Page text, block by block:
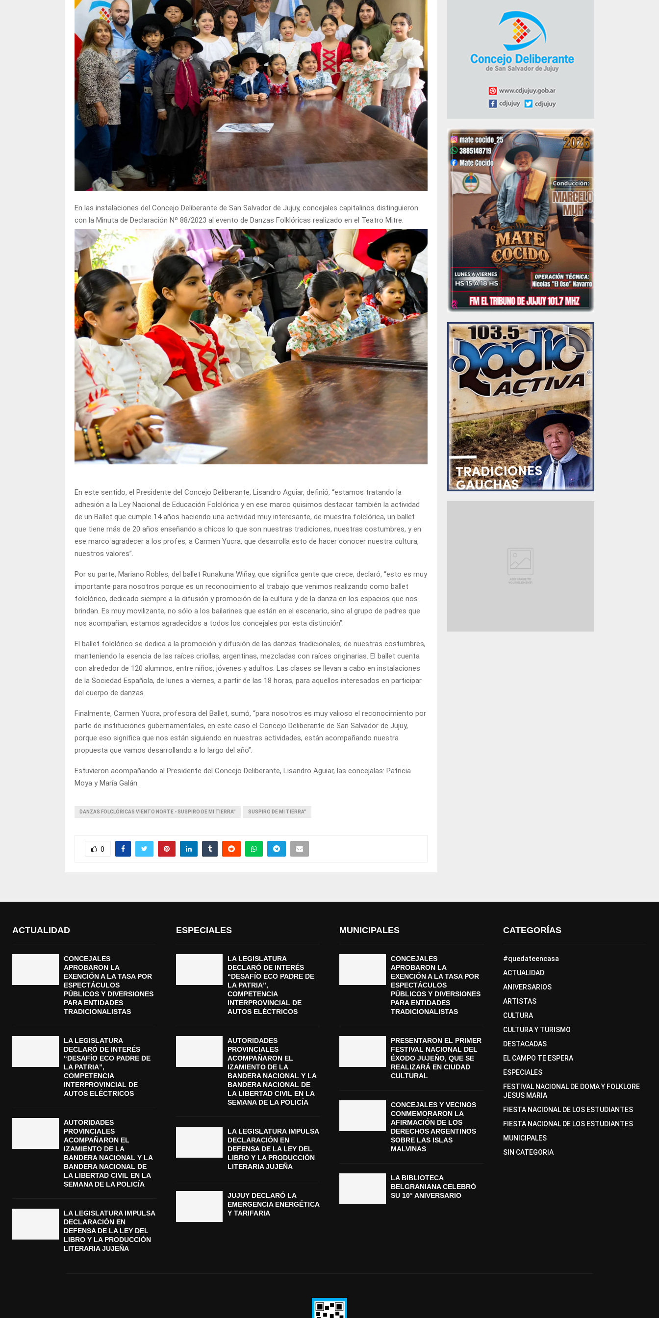
En las instalaciones del Concejo Deliberante de San Salvador de Jujuy, concejales capitalinos distinguieron
con la Minuta de Declaración Nº 88/2023 al evento de Danzas Folklóricas realizado en el Teatro Mitre.
En este sentido, el Presidente del Concejo Deliberante, Lisandro Aguiar, definió, “estamos tratando la
adhesión a la Ley Nacional de Educación Folclórica y en ese marco quisimos destacar también la actividad
de un Ballet que cumple 14 años haciendo una actividad muy interesante, de muestra folclórica, un ballet
que tiene más de 20 años enseñando a chicos lo que son nuestras tradiciones, nuestras costumbres, y en
ese marco agradecer a los profes, a Carmen Yucra, que desarrolla esto de hacer conocer nuestra cultura,
nuestros valores”.
Por su parte, Mariano Robles, del ballet Runakuna Wiñay, que significa gente que crece, declaró, “esto es muy
importante para nosotros porque es un reconocimiento al trabajo que venimos realizando como ballet
folclórico, dedicado siempre a la difusión y promoción de la cultura y de la danza en los espacios que nos
brindan. Es muy movilizante, no sólo a los bailarines que están en el escenario, sino al grupo de padres que
nos acompañan, estamos agradecidos a todos los concejales por esta distinción”.
El ballet folclórico se dedica a la promoción y difusión de las danzas tradicionales, de nuestras costumbres,
manteniendo la esencia de las raíces criollas, argentinas, mezcladas con raíces originarias. El ballet cuenta
con alrededor de 120 alumnos, entre niños, jóvenes y adultos. Las clases se llevan a cabo en instalaciones
de la Sociedad Española, de lunes a viernes, a partir de las 18 horas, para aquellos interesados en participar
del cuerpo de danzas.
Finalmente, Carmen Yucra, profesora del Ballet, sumó, “para nosotros es muy valioso el reconocimiento por
parte de instituciones gubernamentales, en este caso el Concejo Deliberante de San Salvador de Jujuy,
porque eso significa que nos están siguiendo en nuestras actividades, están acompañando nuestra
propuesta que vamos desarrollando a lo largo del año”.
Estuvieron acompañando al Presidente del Concejo Deliberante, Lisandro Aguiar, las concejalas: Patricia
Moya y María Galán.
DANZAS FOLCLÓRICAS VIENTO NORTE - SUSPIRO DE MI TIERRA” SUSPIRO DE MI TIERRA”
0
ACTUALIDAD
CONCEJALES
APROBARON LA
EXENCIÓN A LA TASA POR
ESPECTÁCULOS
PÚBLICOS Y DIVERSIONES
PARA ENTIDADES
TRADICIONALISTAS
LA LEGISLATURA
DECLARÓ DE INTERÉS
“DESAFÍO ECO PADRE DE
LA PATRIA”,
COMPETENCIA
INTERPROVINCIAL DE
AUTOS ELÉCTRICOS
AUTORIDADES
PROVINCIALES
ACOMPAÑARON EL
IZAMIENTO DE LA
BANDERA NACIONAL Y LA
BANDERA NACIONAL DE
LA LIBERTAD CIVIL EN LA
SEMANA DE LA POLICÍA
LA LEGISLATURA IMPULSA
DECLARACIÓN EN
DEFENSA DE LA LEY DEL
LIBRO Y LA PRODUCCIÓN
LITERARIA JUJEÑA
ESPECIALES
LA LEGISLATURA
DECLARÓ DE INTERÉS
“DESAFÍO ECO PADRE DE
LA PATRIA”,
COMPETENCIA
INTERPROVINCIAL DE
AUTOS ELÉCTRICOS
AUTORIDADES
PROVINCIALES
ACOMPAÑARON EL
IZAMIENTO DE LA
BANDERA NACIONAL Y LA
BANDERA NACIONAL DE
LA LIBERTAD CIVIL EN LA
SEMANA DE LA POLICÍA
LA LEGISLATURA IMPULSA
DECLARACIÓN EN
DEFENSA DE LA LEY DEL
LIBRO Y LA PRODUCCIÓN
LITERARIA JUJEÑA
JUJUY DECLARÓ LA
EMERGENCIA ENERGÉTICA
Y TARIFARIA
MUNICIPALES
CONCEJALES
APROBARON LA
EXENCIÓN A LA TASA POR
ESPECTÁCULOS
PÚBLICOS Y DIVERSIONES
PARA ENTIDADES
TRADICIONALISTAS
PRESENTARON EL PRIMER
FESTIVAL NACIONAL DEL
ÉXODO JUJEÑO, QUE SE
REALIZARÁ EN CIUDAD
CULTURAL
CONCEJALES Y VECINOS
CONMEMORARON LA
AFIRMACIÓN DE LOS
DERECHOS ARGENTINOS
SOBRE LAS ISLAS
MALVINAS
LA BIBLIOTECA
BELGRANIANA CELEBRÓ
SU 10° ANIVERSARIO
CATEGORÍAS
#quedateencasa
ACTUALIDAD
ANIVERSARIOS
ARTISTAS
CULTURA
CULTURA Y TURISMO
DESTACADAS
EL CAMPO TE ESPERA
ESPECIALES
FESTIVAL NACIONAL DE DOMA Y FOLKLORE
JESUS MARIA
FIESTA NACIONAL DE LOS ESTUDIANTES
FIESTA NACIONAL DE LOS ESTUDIANTES
MUNICIPALES
SIN CATEGORIA